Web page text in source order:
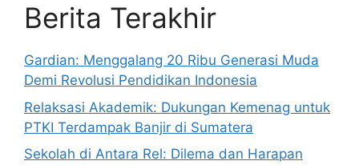
Berita Terakhir
Gardian: Menggalang 20 Ribu Generasi Muda
Demi Revolusi Pendidikan Indonesia
Relaksasi Akademik: Dukungan Kemenag untuk
PTKI Terdampak Banjir di Sumatera
Sekolah di Antara Rel: Dilema dan Harapan